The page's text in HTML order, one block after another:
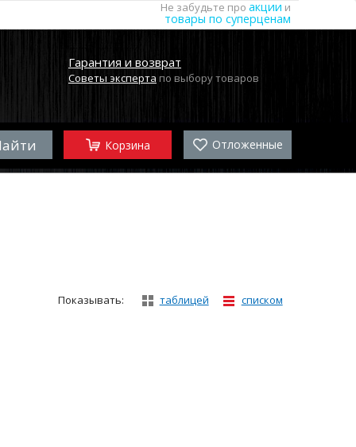
Не забудьте про акции и
товары по суперценам
Гарантия и возврат
Советы эксперта по выбору товаров
Корзина Отложенные
Показывать: таблицей списком